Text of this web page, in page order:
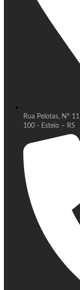
Rua Pelotas, N°
100 - Esteio – RS